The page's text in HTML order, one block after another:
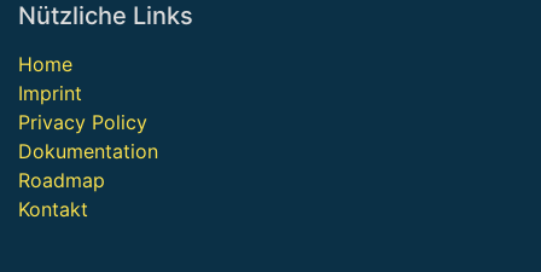
Nützliche Links
Home
Imprint
Privacy Policy
Dokumentation
Roadmap
Kontakt